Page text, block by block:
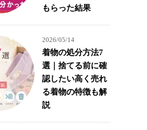
もらった結果
2026/05/14
着物の処分方法7
選｜捨てる前に確
認したい高く売れ
る着物の特徴も解
説